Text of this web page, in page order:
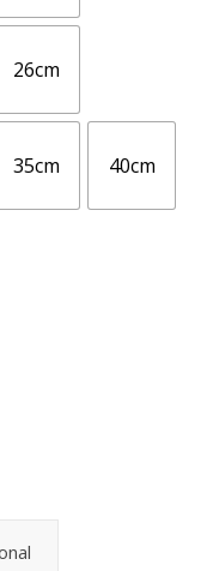
26cm
35cm 40cm
3mm